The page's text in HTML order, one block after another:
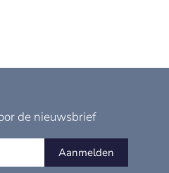
de nieuwsbrief
Aanmelden